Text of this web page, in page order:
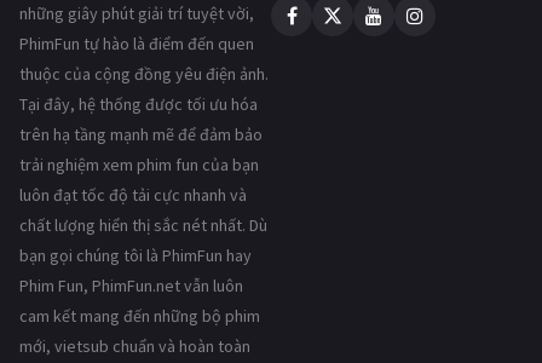
những giây phút giải trí tuyệt vời,
PhimFun tự hào là điểm đến quen
thuộc của cộng đồng yêu điện ảnh.
Tại đây, hệ thống được tối ưu hóa
trên hạ tầng mạnh mẽ để đảm bảo
trải nghiệm xem phim fun của bạn
luôn đạt tốc độ tải cực nhanh và
chất lượng hiển thị sắc nét nhất. Dù
bạn gọi chúng tôi là PhimFun hay
Phim Fun, PhimFun.net vẫn luôn
cam kết mang đến những bộ phim
mới, vietsub chuẩn và hoàn toàn